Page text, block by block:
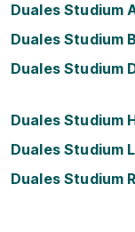
Duales Studium
Duales Studium
Duales Studium
Duales Studium
Duales Studium
Duales Studium